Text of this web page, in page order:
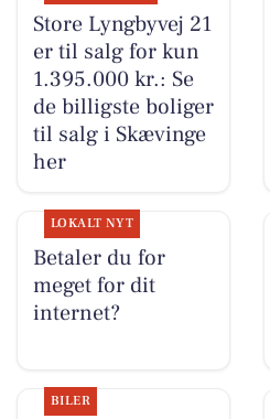
Store Lyngbyvej 21
er til salg for kun
1.395.000 kr.: Se
de billigste boliger
til salg i Skævinge
her
LOKALT NYT
Betaler du for
meget for dit
internet?
BILER